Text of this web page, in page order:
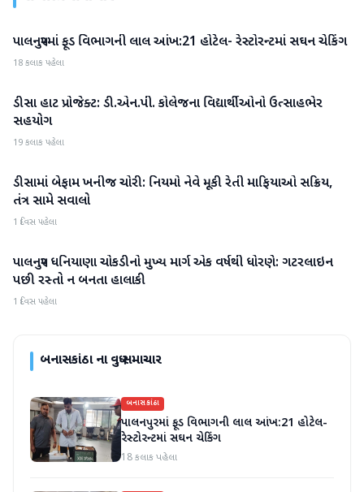
બનાસકાંઠા
પાલનપુરમાં ફૂડ વિભાગની લાલ આંખ:21 હોટેલ- રેસ્ટોરન્ટમાં સઘન ચેકિંગ
18 કલાક પહેલા
બનાસકાંઠા
ડીસા હાટ પ્રોજેક્ટ: ડી.એન.પી. કોલેજના વિદ્યાર્થીઓનો ઉત્સાહભેર
સહયોગ
19 કલાક પહેલા
બનાસકાંઠા
ડીસામાં બેફામ ખનીજ ચોરી: નિયમો નેવે મૂકી રેતી માફિયાઓ સક્રિય,
તંત્ર સામે સવાલો
1 દિવસ પહેલા
બનાસકાંઠા
પાલનપુર ધનિયાણા ચોકડીનો મુખ્ય માર્ગ એક વર્ષથી ધોરણે: ગટરલાઇન
પછી રસ્તો ન બનતા હાલાકી
1 દિવસ પહેલા
બનાસકાંઠાના વધુ સમાચાર
બનાસકાંઠા
પાલનપુરમાં ફૂડ વિભાગની લાલ આંખ:21 હોટેલ-
રેસ્ટોરન્ટમાં સઘન ચેકિંગ
18 કલાક પહેલા